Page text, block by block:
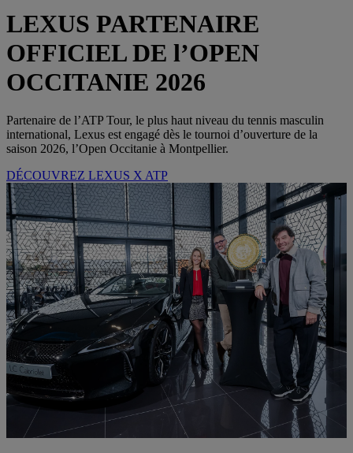
LEXUS PARTENAIRE
OFFICIEL DE l’OPEN
OCCITANIE 2026
Partenaire de l’ATP Tour, le plus haut niveau du tennis masculin
international, Lexus est engagé dès le tournoi d’ouverture de la
saison 2026, l’Open Occitanie à Montpellier.
DÉCOUVREZ LEXUS X ATP